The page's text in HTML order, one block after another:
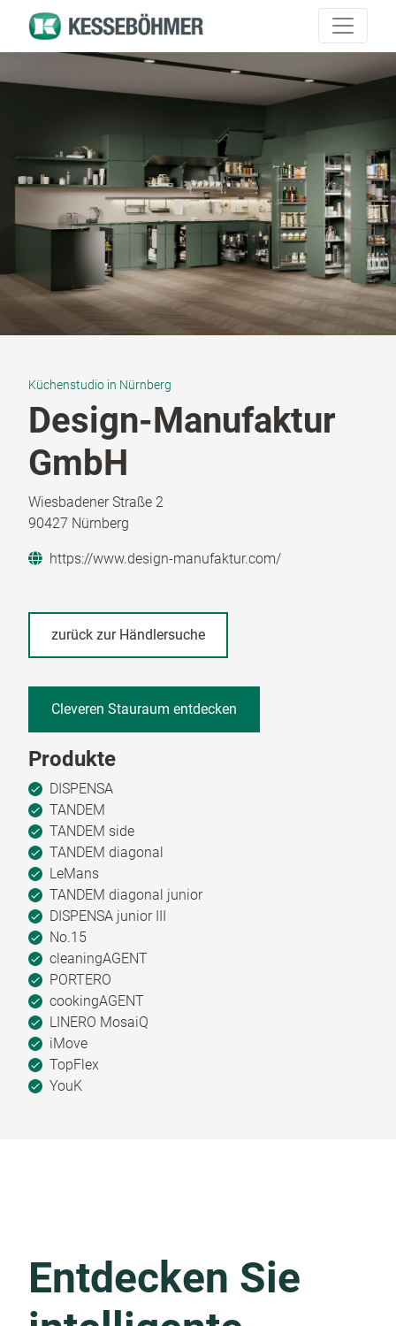
Küchenstudio in Nürnberg
Design-Manufaktur
GmbH
Wiesbadener Straße 2
90427 Nürnberg
https://www.design-manufaktur.com/
zurück zur Händlersuche
Cleveren Stauraum entdecken
Produkte
DISPENSA
TANDEM
TANDEM side
TANDEM diagonal
LeMans
TANDEM diagonal junior
DISPENSA junior III
No.15
cleaningAGENT
PORTERO
cookingAGENT
LINERO MosaiQ
iMove
TopFlex
YouK
Entdecken Sie